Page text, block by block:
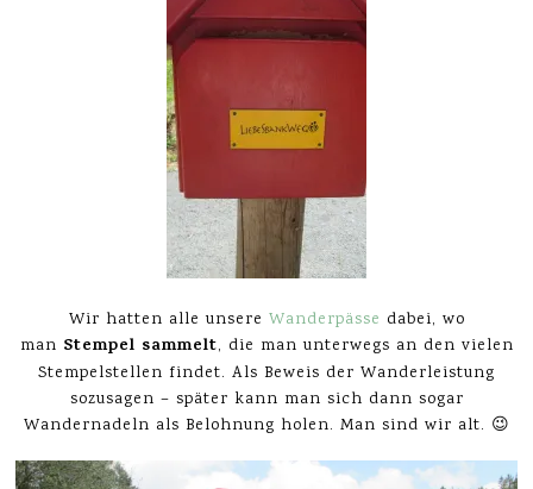
Wir hatten alle unsere Wanderpässe dabei, wo
man Stempel sammelt, die man unterwegs an den vielen
Stempelstellen findet. Als Beweis der Wanderleistung
sozusagen – später kann man sich dann sogar
Wandernadeln als Belohnung holen. Man sind wir alt. 😉